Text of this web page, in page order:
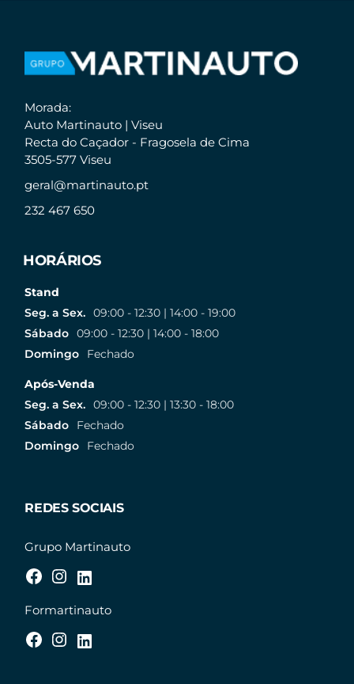
Morada:
Auto Martinauto | Viseu
Recta do Caçador - Fragosela de Cima
3505-577 Viseu
geral@martinauto.pt
232 467 650
HORÁRIOS
Stand
Seg. a Sex. 09:00 - 12:30 | 14:00 - 19:00
Sábado 09:00 - 12:30 | 14:00 - 18:00
Domingo
Fechado
Após-Venda
Seg. a Sex. 09:00 - 12:30 | 13:30 - 18:00
Sábado
Fechado
Domingo
Fechado
REDES SOCIAIS
Grupo Martinauto
Formartinauto